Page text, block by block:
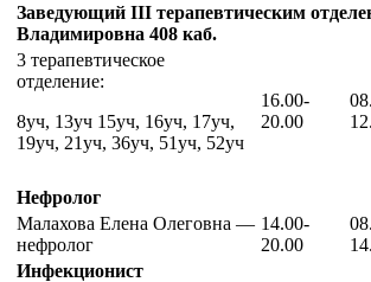
Заведующий III терапевтическим
Владимировна 408 каб.
3 терапевтическое
отделение:
8уч, 13уч 15уч, 16уч, 17уч,
19уч, 21уч, 36уч, 51уч, 52уч
16.00-
20.00
Нефролог
Малахова Елена Олеговна —
нефролог
14.00-
20.00
Инфекционист